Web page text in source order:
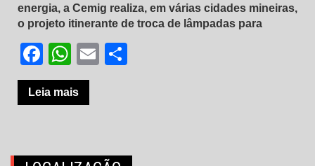
energia, a Cemig realiza, em várias cidades mineiras,
o projeto itinerante de troca de lâmpadas para
Facebook
WhatsApp
Email
Leia mais